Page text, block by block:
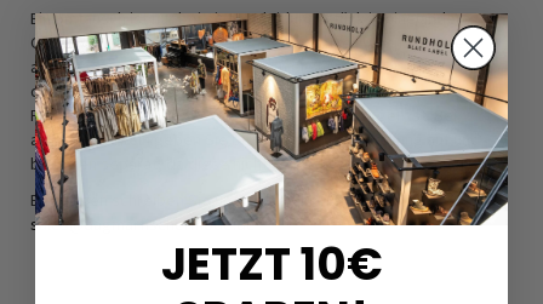
Ein Umtausch ist nur bei einem Kleidungsstück in eine andere
Größe möglich, nicht in einen anderen Artikel. Wenn Sie eine
andere Größe benötigen schreiben Sie uns bitte vorab, damit wir
den Artikel für Sie reservieren können. Wir schicken das neue
Paket los, sobald Ihre Retoure bei uns eingegangen ist. Bei
anderen Artikeln geben Sie bitte eine neue Bestellung auf und
bezahlen separat, da diese nicht verrechnet werden können.
Bei Fragen schreiben Sie uns gerne eine Mail an
sales@dagmarfischermode.de
JETZT 10€